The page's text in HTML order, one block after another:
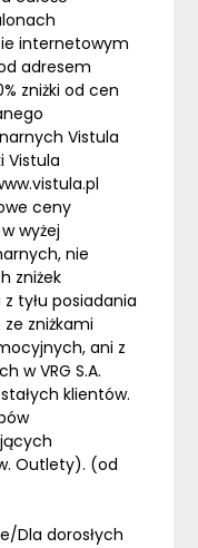
internetowym
adresem
zniżki od cen
Vistula
Vistula
ceny
wyżej
nie
zniżek
z tyłu posiadania
ze zniżkami
ani z
w VRG S.A.
klientów.
Outlety). (od
Dla dorosłych